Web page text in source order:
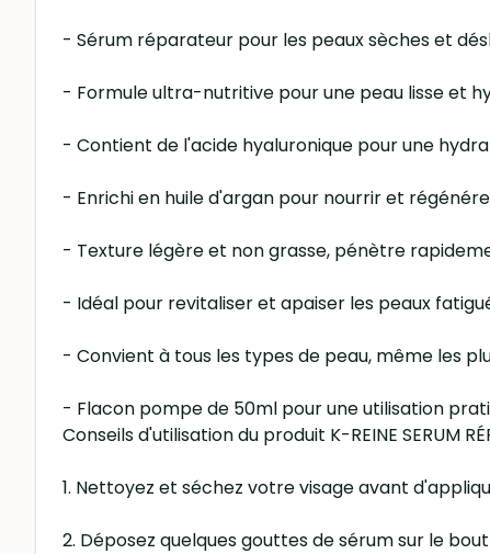
- Sérum réparateur pour les peaux sèches et
- Formule ultra-nutritive pour une peau lisse et
- Contient de l'acide hyaluronique pour une
- Enrichi en huile d'argan pour nourrir et
- Texture légère et non grasse, pénètre
- Idéal pour revitaliser et apaiser les peaux
- Convient à tous les types de peau, même les
- Flacon pompe de 50ml pour une utilisation
Conseils d'utilisation du produit K-REINE SERUM
1. Nettoyez et séchez votre visage avant
2. Déposez quelques gouttes de sérum sur le